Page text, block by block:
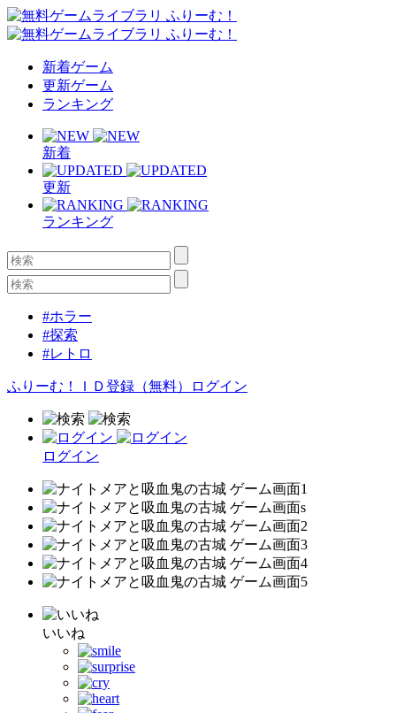
新着ゲーム
更新ゲーム
ランキング
新着
更新
ランキング
#ホラー
#探索
#レトロ
ふりーむ！ＩＤ登録（無料） ログイン
ログイン
いいね